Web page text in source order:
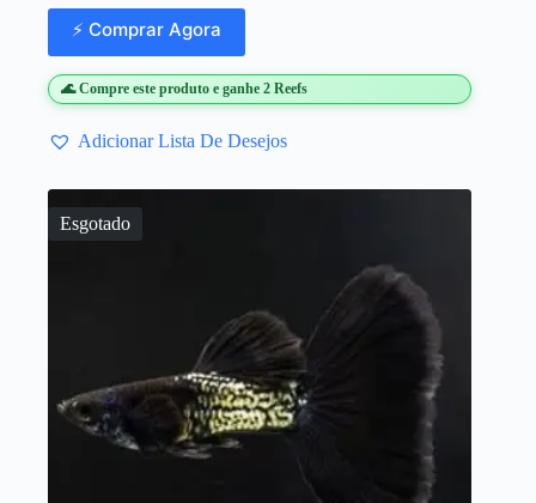
⚡ Comprar Agora
🌊 Compre este produto e ganhe 2 Reefs
Adicionar Lista De Desejos
Esgotado